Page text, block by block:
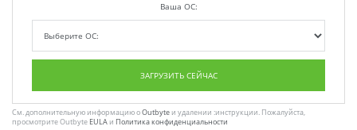
Ваша ОС:
ЗАГРУЗИТЬ СЕЙЧАС
См. дополнительную информацию оOutbyteи удалении :инструкции. Пожалуйста,
просмотрите Outbyte EULAи Политика конфиденциальности